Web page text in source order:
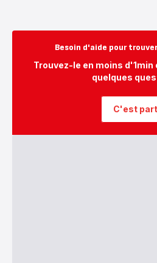
Besoin d'aide pour
Trouvez-le en moins d'1min
quelques
C'est